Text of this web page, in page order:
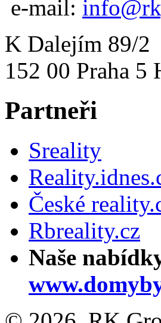
e-mail:
K Dalejím 89/2
152 00 Praha 5
Partneři
Sreality
České
Rbreality.cz
Naše